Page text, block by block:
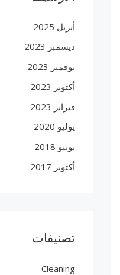
أبريل 2025
ديسمبر 2023
نوفمبر 2023
أكتوبر 2023
فبراير 2023
يوليو 2020
يونيو 2018
أكتوبر 2017
تصنيفات
Cleaning